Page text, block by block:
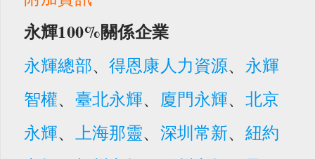
永輝100%關係企業
永輝總部、得恩康人力資源、 永輝
智權、 臺北永輝、 廈門永輝、 北京
永輝、 上海那靈、 深圳常新、 紐約